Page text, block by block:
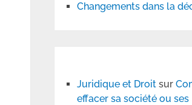
Changements dans la
Juridique et Droit sur
effacer sa société ou ses